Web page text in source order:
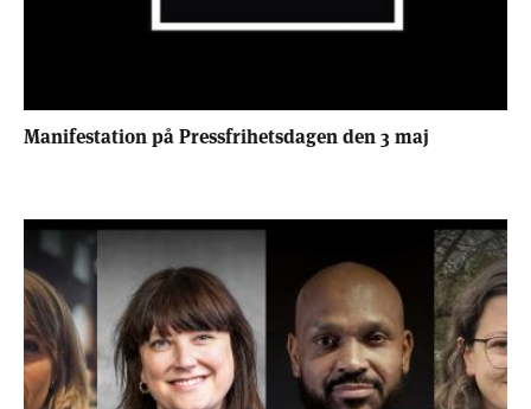
Manifestation på Pressfrihetsdagen den 3 maj